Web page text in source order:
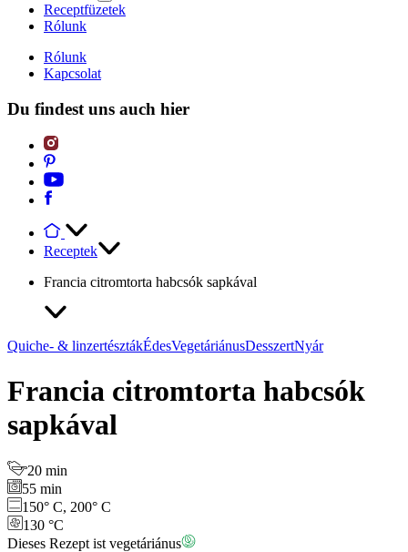
Receptfüzetek
Rólunk
Rólunk
Kapcsolat
Du findest uns auch hier
Receptek
Francia citromtorta habcsók sapkával
Quiche- & linzertésztákÉdesVegetáriánusDesszertNyár
Francia citromtorta habcsók
sapkával
20 min
55 min
150° C, 200° C
130 °C
Dieses Rezept ist vegetáriánus